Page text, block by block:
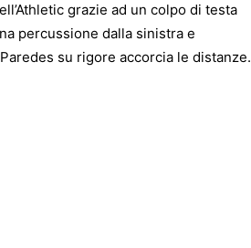
grazie ad un colpo di testa
percussione dalla sinistra e
su rigore accorcia le distanze.